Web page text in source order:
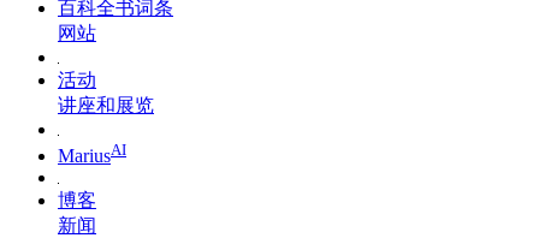
百科全书词条
网站
活动
讲座和展览
MariusAI
博客
新闻